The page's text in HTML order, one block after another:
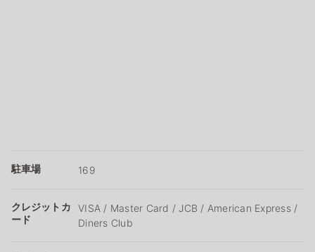
駐車場 169
クレジットカ
ード
VISA / Master Card / JCB / American Express /
Diners Club